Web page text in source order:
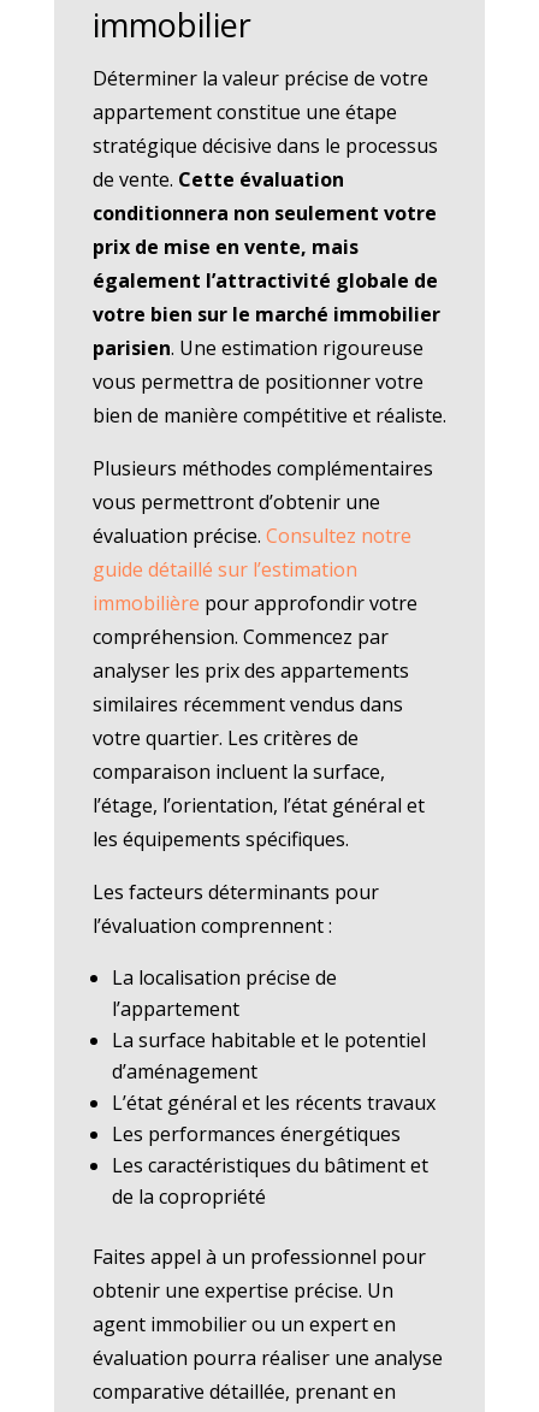
immobilier
Déterminer la valeur précise de votre
appartement constitue une étape
stratégique décisive dans le processus
de vente. Cette évaluation
conditionnera non seulement votre
prix de mise en vente, mais
également l’attractivité globale de
votre bien sur le marché immobilier
parisien. Une estimation rigoureuse
vous permettra de positionner votre
bien de manière compétitive et réaliste.
Plusieurs méthodes complémentaires
vous permettront d’obtenir une
évaluation précise. Consultez notre
guide détaillé sur l’estimation
immobilière pour approfondir votre
compréhension. Commencez par
analyser les prix des appartements
similaires récemment vendus dans
votre quartier. Les critères de
comparaison incluent la surface,
l’étage, l’orientation, l’état général et
les équipements spécifiques.
Les facteurs déterminants pour
l’évaluation comprennent :
La localisation précise de
l’appartement
La surface habitable et le potentiel
d’aménagement
L’état général et les récents travaux
Les performances énergétiques
Les caractéristiques du bâtiment et
de la copropriété
Faites appel à un professionnel pour
obtenir une expertise précise. Un
agent immobilier ou un expert en
évaluation pourra réaliser une analyse
comparative détaillée, prenant en